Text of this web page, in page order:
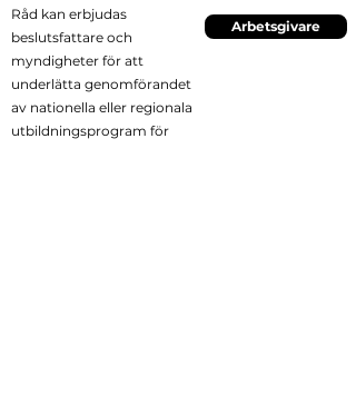
Råd kan erbjudas
beslutsfattare och
myndigheter för att
underlätta genomförandet
av nationella eller regionala
utbildningsprogram för
Arbetsgivare